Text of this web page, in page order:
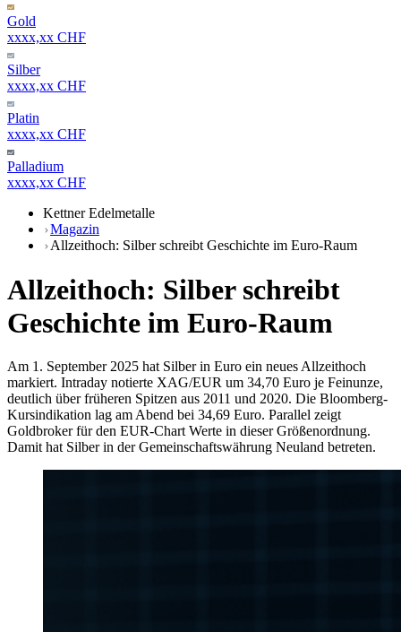
Gold
xxxx,xx CHF
Silber
xxxx,xx CHF
Platin
xxxx,xx CHF
Palladium
xxxx,xx CHF
Kettner Edelmetalle
Magazin
Allzeithoch: Silber schreibt Geschichte im Euro-Raum
Allzeithoch: Silber schreibt
Geschichte im Euro-Raum
Am 1. September 2025 hat Silber in Euro ein neues Allzeithoch
markiert. Intraday notierte XAG/EUR um 34,70 Euro je Feinunze,
deutlich über früheren Spitzen aus 2011 und 2020. Die Bloomberg-
Kursindikation lag am Abend bei 34,69 Euro. Parallel zeigt
Goldbroker für den EUR-Chart Werte in dieser Größenordnung.
Damit hat Silber in der Gemeinschaftswährung Neuland betreten.